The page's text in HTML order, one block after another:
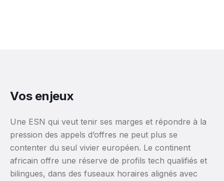
Vos enjeux
Une ESN qui veut tenir ses marges et répondre à la
pression des appels d’offres ne peut plus se
contenter du seul vivier européen. Le continent
africain offre une réserve de profils tech qualifiés et
bilingues, dans des fuseaux horaires alignés avec